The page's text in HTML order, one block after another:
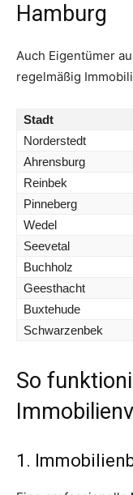
Hamburg
Auch Eigentümer
regelmäßig
Stadt
Norderstedt
Ahrensburg
Reinbek
Pinneberg
Wedel
Seevetal
Buchholz
Geesthacht
Buxtehude
Schwarzenbek
So
1.